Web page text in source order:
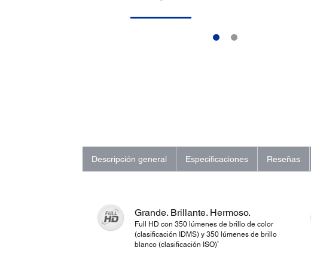
Descripción general Especificaciones Reseñas
Grande. Brillante. Hermoso.
Full HD con 350 lúmenes de brillo de color
(clasificación IDMS) y 350 lúmenes de brillo
blanco (clasificación ISO)4